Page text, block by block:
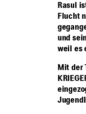
Rasul
Flucht
und
weil es
Mit der